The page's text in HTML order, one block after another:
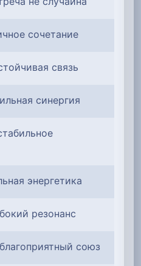
сочетание
связь
синергия
энергетика
резонанс
союз